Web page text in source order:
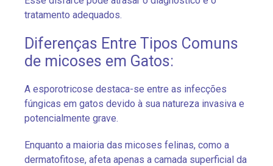
tratamento adequados.
Diferenças Entre Tipos Comuns
de micoses em Gatos:
A esporotricose destaca-se entre as infecções
fúngicas em gatos devido à sua natureza invasiva e
potencialmente grave.
Enquanto a maioria das micoses felinas, como a
dermatofitose, afeta apenas a camada superficial da